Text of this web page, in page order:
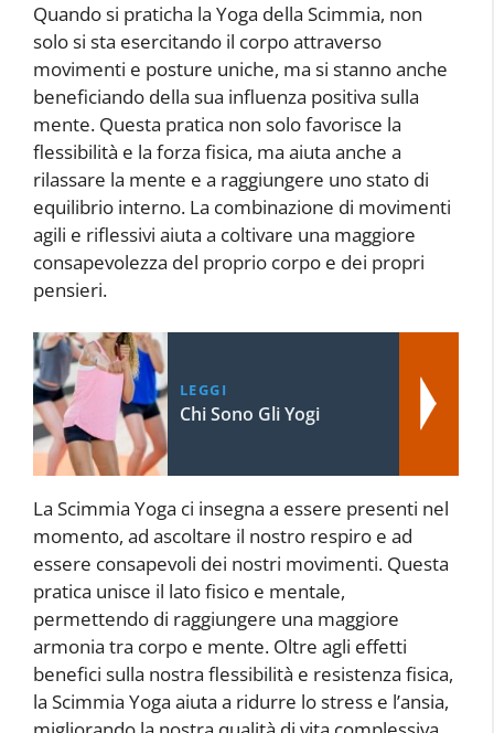
Quando si praticha la Yoga della Scimmia, non
solo si sta esercitando il corpo attraverso
movimenti e posture uniche, ma si stanno anche
beneficiando della sua influenza positiva sulla
mente. Questa pratica non solo favorisce la
flessibilità e la forza fisica, ma aiuta anche a
rilassare la mente e a raggiungere uno stato di
equilibrio interno. La combinazione di movimenti
agili e riflessivi aiuta a coltivare una maggiore
consapevolezza del proprio corpo e dei propri
pensieri.
LEGGI
Chi Sono Gli Yogi
La Scimmia Yoga ci insegna a essere presenti nel
momento, ad ascoltare il nostro respiro e ad
essere consapevoli dei nostri movimenti. Questa
pratica unisce il lato fisico e mentale,
permettendo di raggiungere una maggiore
armonia tra corpo e mente. Oltre agli effetti
benefici sulla nostra flessibilità e resistenza fisica,
la Scimmia Yoga aiuta a ridurre lo stress e l’ansia,